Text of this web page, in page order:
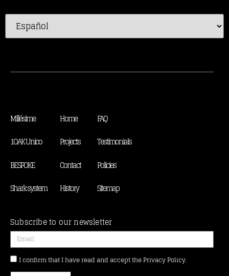
Millésime
1OAK Unico
BESPOKE
Shark system
Home
Projects
Contact
History
FAQ
Testimonials
Policies
Sitemap
Subscribe to our newsletter
I confirm that I have read and accept the Privacy Policy.